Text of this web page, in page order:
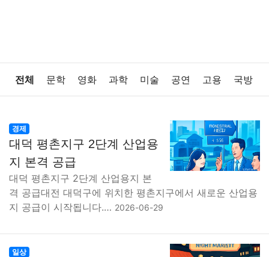
전체 문학 영화 과학 미술 공연 고용 국방
보건 질병 가요 방송 일상 주식 암호화폐
블록체인 결혼 육아 반려동물
증권 인테리어 요리 상품리뷰
게임 자동차 취미 여행
경제
대덕 평촌지구 2단계 산업용
지 본격 공급
대덕 평촌지구 2단계 산업용지 본
격 공급대전 대덕구에 위치한 평촌지구에서 새로운 산업용
지 공급이 시작됩니다.… 2026-06-29
일상